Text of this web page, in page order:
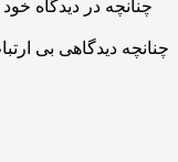
چنانچه دیدگاهی بی